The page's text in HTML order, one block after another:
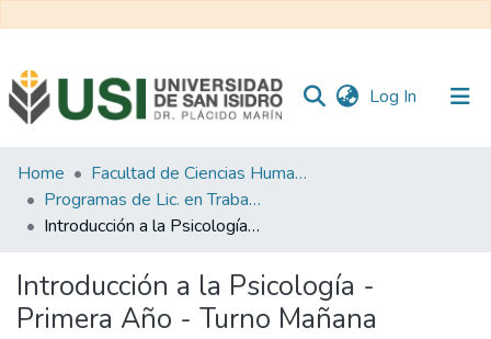
Log In (current)
Communities
&
Collections
Statistics
Home
Facultad de Ciencias Humanas y Sociales
Programas de Lic. en Trabajo Social
Introducción a la Psicología - Primera Año - Turno Mañana
Introducción a la Psicología -
Primera Año - Turno Mañana